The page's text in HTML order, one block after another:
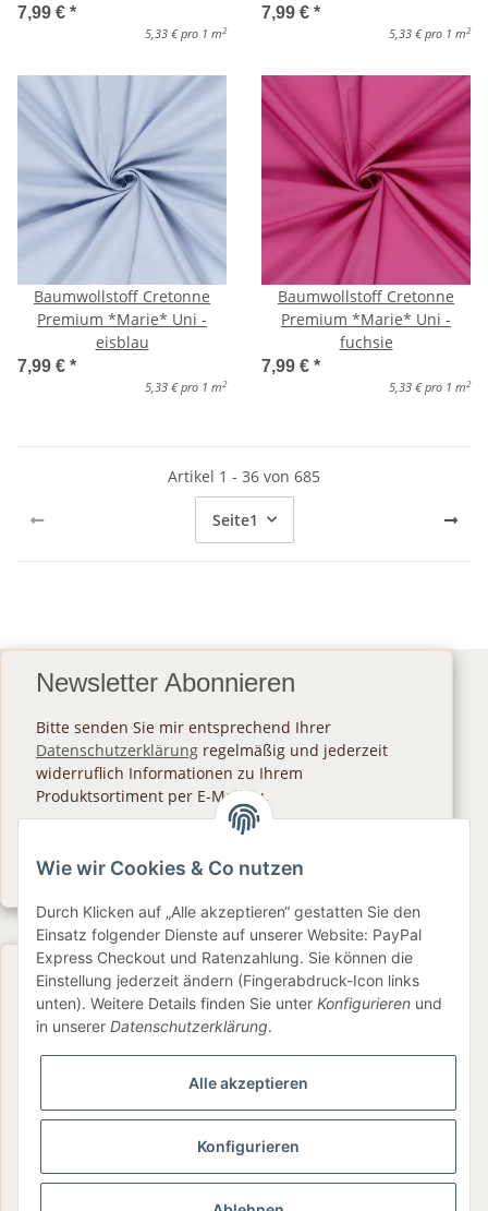
7,99 € *
5,33 € pro 1 m 2
7,99 € *
5,33 € pro 1 m 2
Baumwollstoff Cretonne
Premium *Marie* Uni -
eisblau
7,99 € *
5,33 € pro 1 m 2
Baumwollstoff Cretonne
Premium *Marie* Uni -
fuchsie
7,99 € *
5,33 € pro 1 m 2
Artikel 1 - 36 von 685
Seite1
Newsletter Abonnieren
Bitte senden Sie mir entsprechend Ihrer
Datenschutzerklärung regelmäßig und jederzeit
widerruflich Informationen zu Ihrem
Produktsortiment per E-Mail zu.
Newsletter Abonnieren
Gesetzliche Informationen
Informationen
Wie wir Cookies & Co nutzen
Durch Klicken auf „Alle akzeptieren“ gestatten Sie den
Einsatz folgender Dienste auf unserer Website: PayPal
Express Checkout und Ratenzahlung. Sie können die
Einstellung jederzeit ändern (Fingerabdruck-Icon links
unten). Weitere Details finden Sie unter Konfigurieren und
in unserer Datenschutzerklärung.
Alle akzeptieren
Konfigurieren